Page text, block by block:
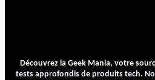
Découvrez la Geek Mania, votre
tests approfondis de produits tech.